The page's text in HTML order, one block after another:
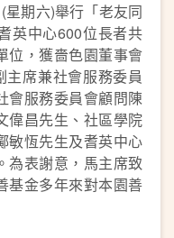
期六)舉行「老友同
英中心600位長者共
位，獲嗇色園董事會
主席兼社會服務委員
會服務委員會顧問陳
偉昌先生、社區學院
敏恆先生及耆英中心
為表謝意，馬主席致
基金多年來對本園善